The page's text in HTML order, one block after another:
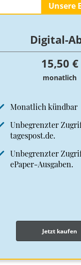
Unsere
Digital-
15,50 €
monatlich
Monatlich kündbar
Unbegrenzter
tagespost.de.
Unbegrenzter
ePaper-Ausgaben.
Jetzt kaufen